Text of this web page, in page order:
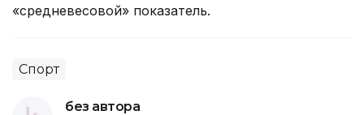
«средневесовой» показатель.
Спорт
без автора